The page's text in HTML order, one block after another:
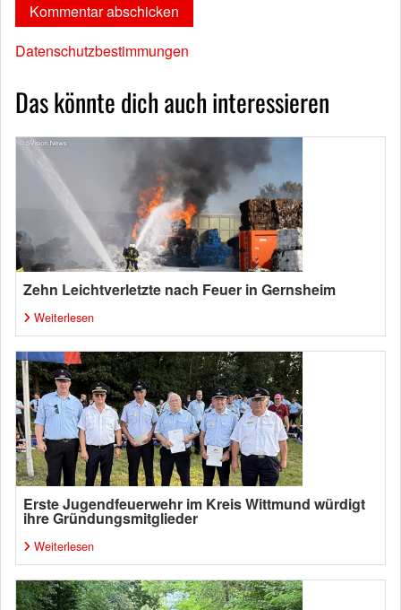
Datenschutzbestimmungen
Das könnte dich auch interessieren
Zehn Leichtverletzte nach Feuer in Gernsheim
Weiterlesen
Erste Jugendfeuerwehr im Kreis Wittmund würdigt
ihre Gründungsmitglieder
Weiterlesen